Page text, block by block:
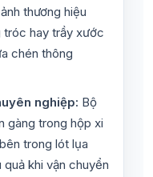
thương hiệu
tróc hay trầy xước
chén thông
nghiệp: Bộ
gàng trong hộp xi
trong lót lụa
khi vận chuyển